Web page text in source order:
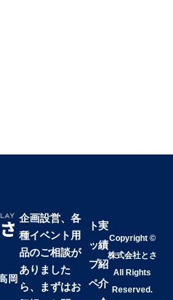
岡
企画設営、各
種イベント用
品のご相談が
ありました
ら、まずはお
ト
ッ
プ
ペ
実
績
紹
介
Copyright ©
株式会社とさ
All Rights
Reserved.